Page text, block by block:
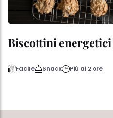
Biscottini
Facile Snack Più di 2 ore